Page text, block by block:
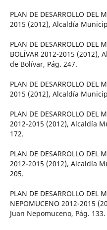
PLAN DE DESARROLLO DEL
2015 (2012), Alcaldía
PLAN DE DESARROLLO DEL
BOLÍVAR 2012-2015 (2012),
de Bolívar, Pág. 247.
PLAN DE DESARROLLO DEL
2015 (2012), Alcaldía
PLAN DE DESARROLLO DEL
2012-2015 (2012), Alcaldía
172.
PLAN DE DESARROLLO DEL
2012-2015 (2012), Alcaldía
205.
PLAN DE DESARROLLO DEL
NEPOMUCENO 2012-2015
Juan Nepomuceno, Pág. 133.